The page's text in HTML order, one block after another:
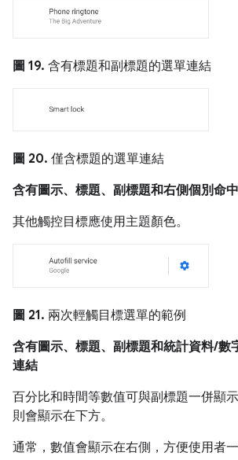
圖 19. 含有標題和副標題的選單連結
圖 20. 僅含標題的選單連結
含有圖示、標題、副標題和右側個別命
其他觸控目標應使用主題顏色。
圖 21. 兩次輕觸目標選單的範例
含有圖示、標題、副標題和統計資料/數
連結
百分比和時間等數值可與副標題一併顯
則會顯示在下方。
通常，數值會顯示在右側，方便使用者